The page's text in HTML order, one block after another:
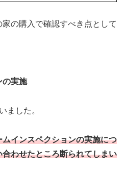
の購入で確認すべき点として
の実施
ました。
インスペクションの実施につ
合わせたところ断られてしまい